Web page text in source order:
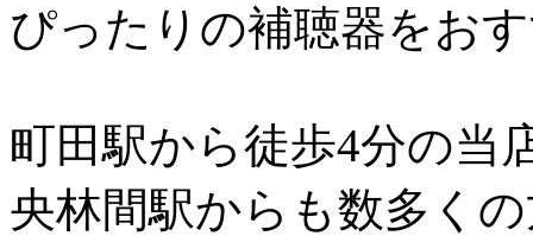
ぴったりの補聴器をお
町田駅から徒歩4分の当
央林間駅からも数多く